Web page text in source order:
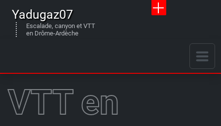
Yadugaz07
Escalade, canyon et VTT
en Drôme-Ardèche
VTT en